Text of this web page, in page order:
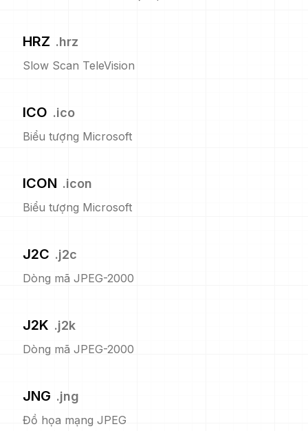
HRZ .hrz
Slow Scan TeleVision
ICO .ico
Biểu tượng Microsoft
ICON .icon
Biểu tượng Microsoft
J2C .j2c
Dòng mã JPEG-2000
J2K .j2k
Dòng mã JPEG-2000
JNG .jng
Đồ họa mạng JPEG